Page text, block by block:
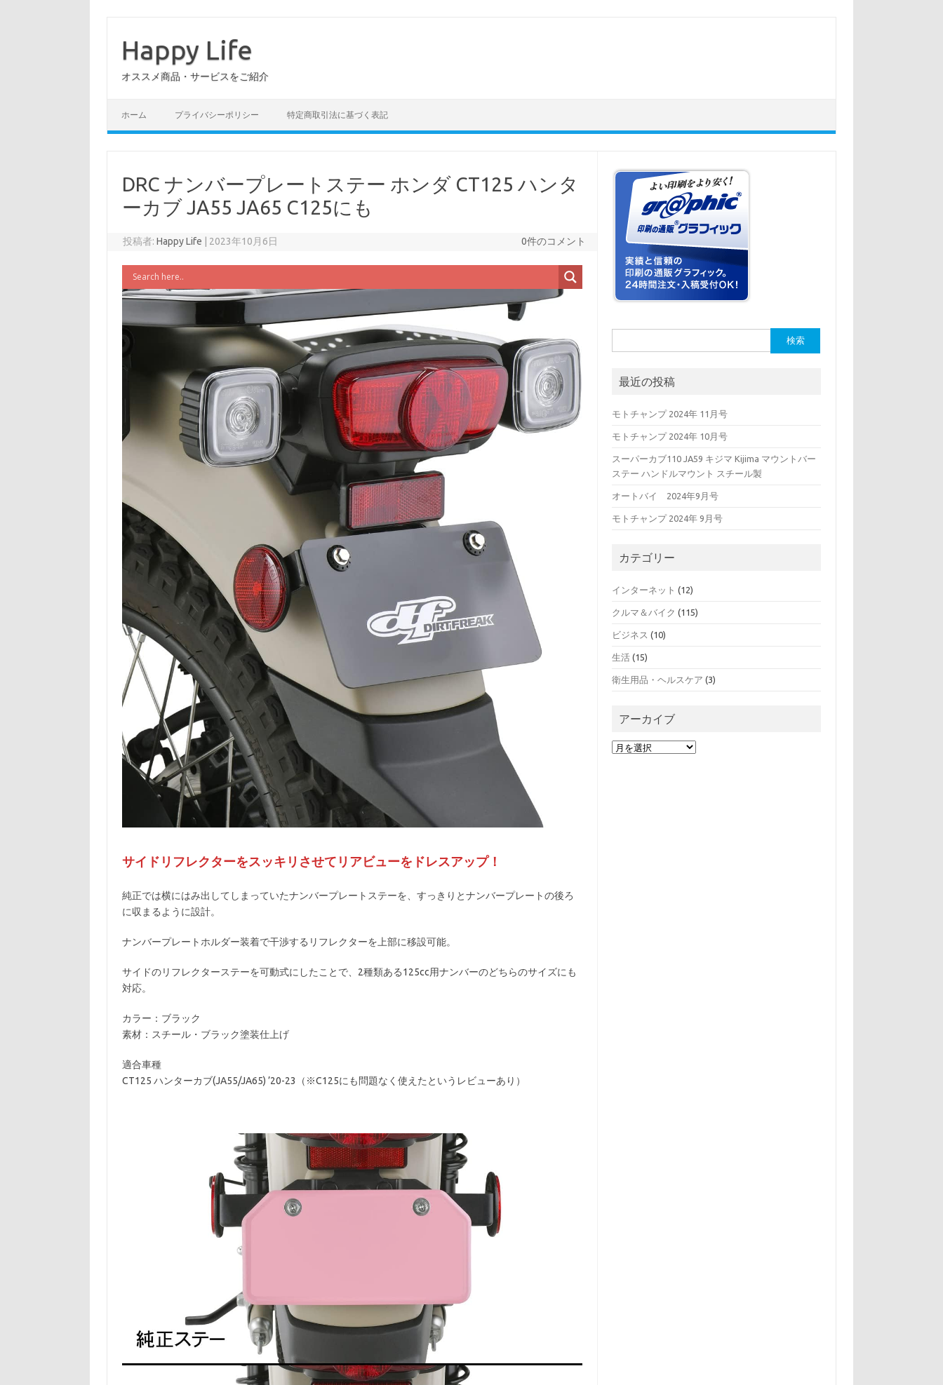
Happy Life
オススメ商品・サービスをご紹介
ホーム プライバシーポリシー 特定商取引法に基づく表記
DRC ナンバープレートステー ホンダ CT125 ハンタ
ーカブ JA55 JA65 C125にも
投稿者:Happy Life 2023年10月6日 0件のコメント
サイドリフレクターをスッキリさせてリアビューをドレスアップ！
純正では横にはみ出してしまっていたナンバープレートステーを、すっきりとナンバープレートの後ろ
に収まるように設計。
ナンバープレートホルダー装着で干渉するリフレクターを上部に移設可能。
サイドのリフレクターステーを可動式にしたことで、2種類ある125cc用ナンバーのどちらのサイズにも
対応。
カラー：ブラック
素材：スチール・ブラック塗装仕上げ
適合車種
CT125 ハンターカブ(JA55/JA65) ’20-23（※C125にも問題なく使えたというレビューあり）
索:
最近の投稿
モトチャンプ 2024年 11月号
モトチャンプ 2024年 10月号
スーパーカブ110 JA59 キジマ Kijima マウントバー
ステー ハンドルマウント スチール製
オートバイ 2024年9月号
モトチャンプ 2024年 9月号
カテゴリー
インターネット (12)
クルマ＆バイク (115)
ビジネス (10)
生活 (15)
衛生用品・ヘルスケア (3)
アーカイブ
ア